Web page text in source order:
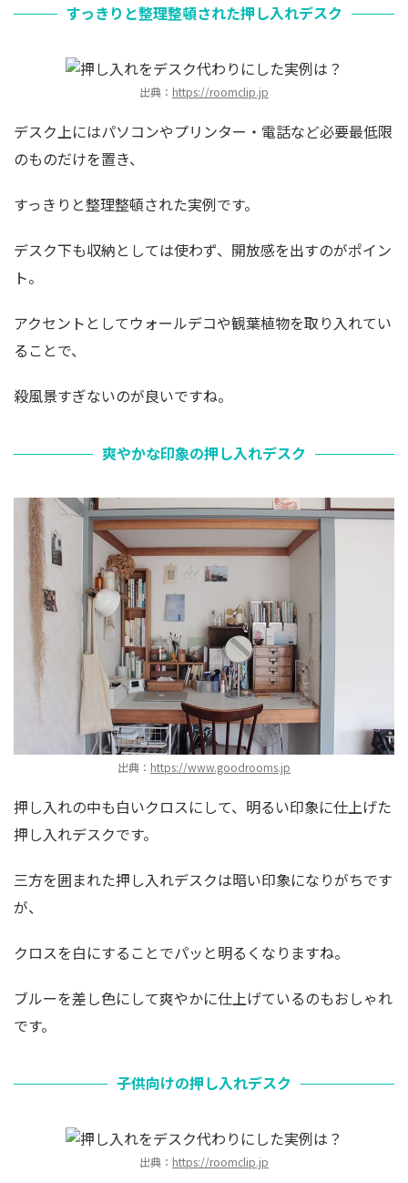
すっきりと整理整頓された押し入れデスク
出典： https://roomclip.jp
デスク上にはパソコンやプリンター・電話など必要最低限
のものだけを置き、
すっきりと整理整頓された実例です。
デスク下も収納としては使わず、開放感を出すのがポイン
ト。
アクセントとしてウォールデコや観葉植物を取り入れてい
ることで、
殺風景すぎないのが良いですね。
爽やかな印象の押し入れデスク
出典： https://www.goodrooms.jp
押し入れの中も白いクロスにして、明るい印象に仕上げた
押し入れデスクです。
三方を囲まれた押し入れデスクは暗い印象になりがちです
が、
クロスを白にすることでパッと明るくなりますね。
ブルーを差し色にして爽やかに仕上げているのもおしゃれ
です。
子供向けの押し入れデスク
出典： https://roomclip.jp